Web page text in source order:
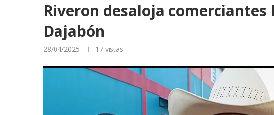
Riveron desaloja
Dajabón
28/04/2025 17 vistas